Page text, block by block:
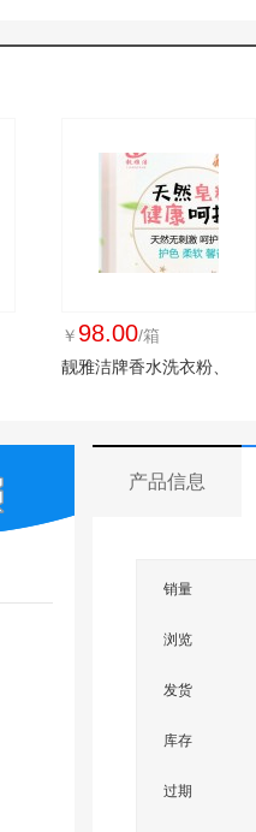
￥ 98.00/箱
靓雅洁牌香水洗衣粉、
产品信息
销量
浏览
发货
库存
过期